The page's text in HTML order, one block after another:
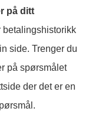
på ditt
betalingshistorikk
side. Trenger du
på spørsmålet
der det er en